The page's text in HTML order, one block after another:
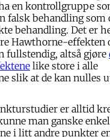
en kontrollgruppe
falsk behandling som
behandling. Det er
Hawthorne-effekten
fullstendig, altså gjøre
like store i alle
slik at de kan nulles
er alltid
man ganske
i litt andre punkter